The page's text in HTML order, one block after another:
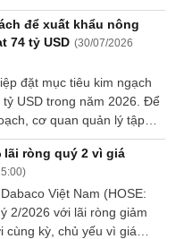
trưởng và hoàn thành
thu trong bối cảnh thị
môi trường kinh doanh
mặt với nhiều biến
để xuất khẩu nông
74 tỷ USD (30/07/2026
đặt mục tiêu kim ngạch
USD trong năm 2026. Để
cơ quan quản lý tập
tục hành chính, số hóa
chặt chẽ dữ liệu truy
lãi ròng quý 2 vì giá
)
Việt Nam (HOSE:
2/2026 với lãi ròng giảm
cùng kỳ, chủ yếu vì giá